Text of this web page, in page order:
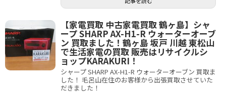
【家電買取 中古家電買取 鶴ヶ島】シャ
ープ SHARP AX-H1-R ウォーターオーブ
ン 買取ました！鶴ヶ島 坂戸 川越 東松山
で生活家電の買取 販売はリサイクルシ
ョップKARAKURI！
シャープ SHARP AX-H1-R ウォーターオーブン 買取ま
した！ 毛呂山在住のお客様から出張買取させていた
だきました！